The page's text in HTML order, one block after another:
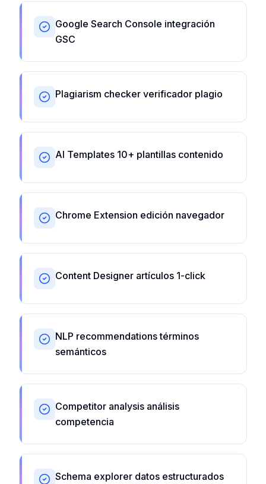
Google Search Console integración
GSC
Plagiarism checker verificador plagio
AI Templates 10+ plantillas contenido
Chrome Extension edición navegador
Content Designer artículos 1-click
NLP recommendations términos
semánticos
Competitor analysis análisis
competencia
Schema explorer datos estructurados